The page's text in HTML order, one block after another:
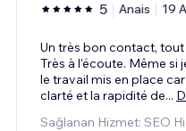
5 Anais 19
Un très bon contact,
Très à l'écoute. Même si
le travail mis en place
clarté et la rapidité de...
Sağlanan Hizmet: SEO